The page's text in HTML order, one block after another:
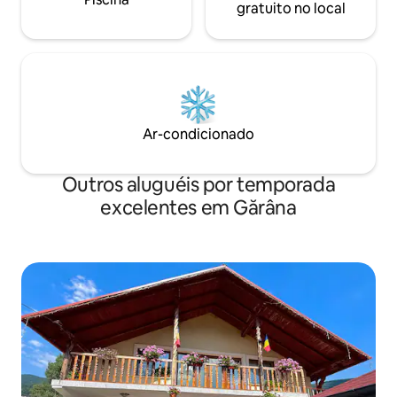
gratuito no local
Ar-condicionado
Outros aluguéis por temporada
excelentes em Gărâna